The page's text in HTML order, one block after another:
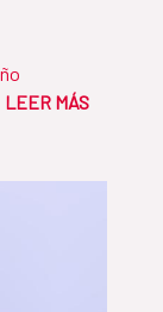
LEER MÁS